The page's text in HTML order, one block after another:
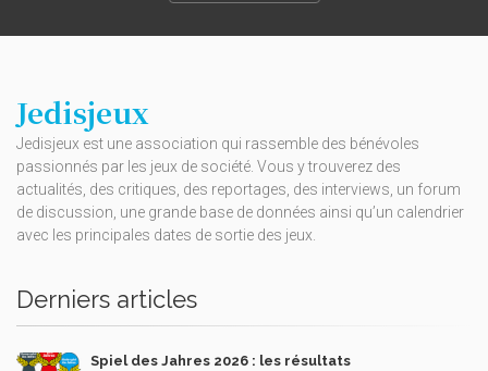
Jedisjeux
Jedisjeux est une association qui rassemble des bénévoles
passionnés par les jeux de société. Vous y trouverez des
actualités, des critiques, des reportages, des interviews, un forum
de discussion, une grande base de données ainsi qu’un calendrier
avec les principales dates de sortie des jeux.
Derniers articles
Spiel des Jahres 2026 : les résultats